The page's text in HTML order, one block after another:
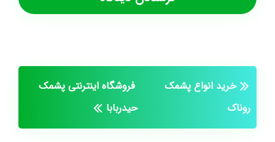
خرید انواع پشمک
روناک
فروشگاه اینترنتی پشمک
حیدربابا